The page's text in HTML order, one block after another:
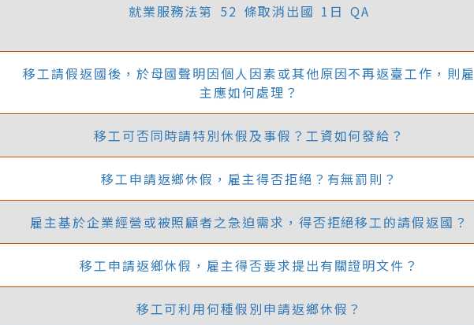
就業服務法第 52 條取消出國 1日 QA
移工請假返國後，於母國聲明因個人因素或其他原因不再返臺工作，則雇
主應如何處理？
移工可否同時請特別休假及事假？工資如何發給？
移工申請返鄉休假，雇主得否拒絕？有無罰則？
雇主基於企業經營或被照顧者之急迫需求，得否拒絕移工的請假返國？
移工申請返鄉休假，雇主得否要求提出有關證明文件？
移工可利用何種假別申請返鄉休假？